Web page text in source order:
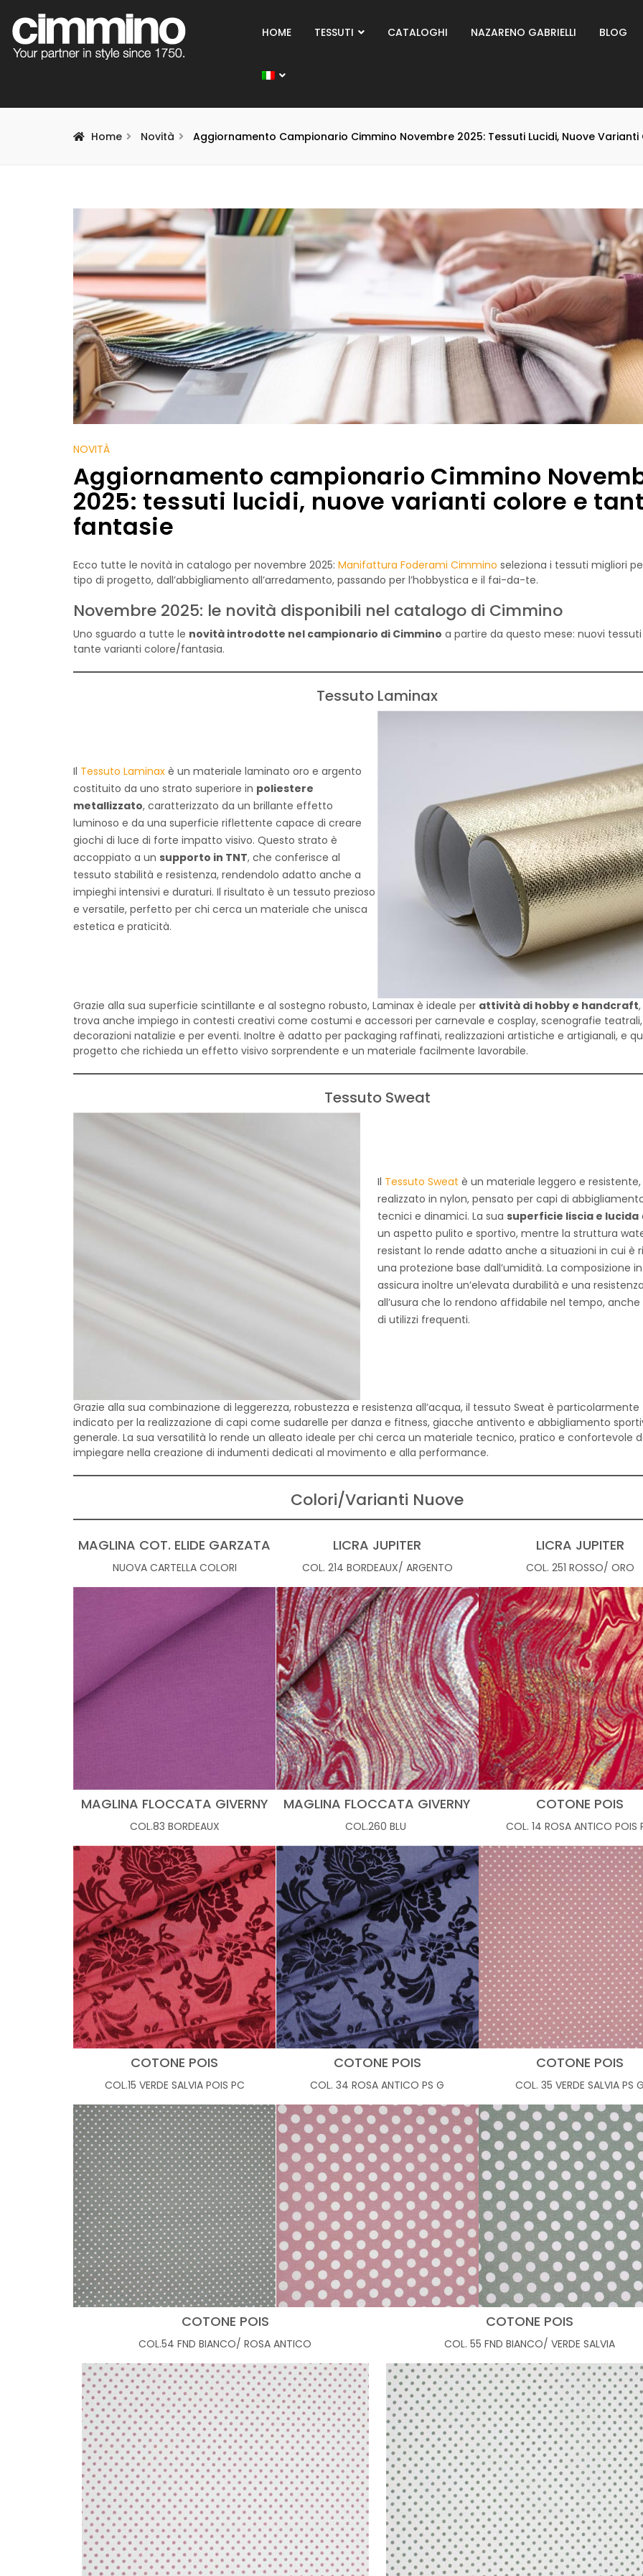
HOME TESSUTI CATALOGHI NAZARENO GABRIELLI BLOG
Home Novità Aggiornamento Campionario Cimmino Novembre 2025: Tessuti Lucidi, Nuove Varianti
NOVITÀ
Aggiornamento campionario Cimmino
2025: tessuti lucidi, nuove varianti colore e
fantasie
Ecco tutte le novità in catalogo per novembre 2025: Manifattura Foderami Cimmino seleziona i tessuti migliori
tipo di progetto, dall’abbigliamento all’arredamento, passando per l’hobbystica e il fai-da-te.
Novembre 2025: le novità disponibili nel catalogo di Cimmino
Uno sguardo a tutte le novità introdotte nel campionario di Cimmino a partire da questo mese: nuovi
tante varianti colore/fantasia.
Tessuto Laminax
Il Tessuto Laminax è un materiale laminato oro e argento
costituito da uno strato superiore in poliestere
metallizzato, caratterizzato da un brillante effetto
luminoso e da una superficie riflettente capace di creare
giochi di luce di forte impatto visivo. Questo strato è
accoppiato a un supporto in TNT, che conferisce al
tessuto stabilità e resistenza, rendendolo adatto anche a
impieghi intensivi e duraturi. Il risultato è un tessuto prezioso
e versatile, perfetto per chi cerca un materiale che unisca
estetica e praticità.
Grazie alla sua superficie scintillante e al sostegno robusto, Laminax è ideale per attività di hobby e handcraft
trova anche impiego in contesti creativi come costumi e accessori per carnevale e cosplay, scenografie teatrali,
decorazioni natalizie e per eventi. Inoltre è adatto per packaging raffinati, realizzazioni artistiche e artigianali, e
progetto che richieda un effetto visivo sorprendente e un materiale facilmente lavorabile.
Tessuto Sweat
Il Tessuto Sweat è un materiale leggero e resistente,
realizzato in nylon, pensato per capi di
tecnici e dinamici. La sua superficie liscia e lucida
un aspetto pulito e sportivo, mentre la struttura
resistant lo rende adatto anche a situazioni in cui è
una protezione base dall’umidità. La composizione
assicura inoltre un’elevata durabilità e una
all’usura che lo rendono affidabile nel tempo, anche
di utilizzi frequenti.
Grazie alla sua combinazione di leggerezza, robustezza e resistenza all’acqua, il tessuto Sweat è particolarmente
indicato per la realizzazione di capi come sudarelle per danza e fitness, giacche antivento e abbigliamento
generale. La sua versatilità lo rende un alleato ideale per chi cerca un materiale tecnico, pratico e confortevole
impiegare nella creazione di indumenti dedicati al movimento e alla performance.
Colori/Varianti Nuove
MAGLINA COT. ELIDE GARZATA
NUOVA CARTELLA COLORI
LICRA JUPITER
COL. 214 BORDEAUX/ ARGENTO
LICRA JUPITER
COL. 251 ROSSO/ ORO
MAGLINA FLOCCATA GIVERNY
COL.83 BORDEAUX
MAGLINA FLOCCATA GIVERNY
COL.260 BLU
COTONE POIS
COL. 14 ROSA ANTICO POIS
COTONE POIS
COL.15 VERDE SALVIA POIS PC
COTONE POIS
COL. 34 ROSA ANTICO PS G
COTONE POIS
COL. 35 VERDE SALVIA PS
COTONE POIS
COL.54 FND BIANCO/ ROSA ANTICO
COTONE POIS
COL. 55 FND BIANCO/ VERDE SALVIA